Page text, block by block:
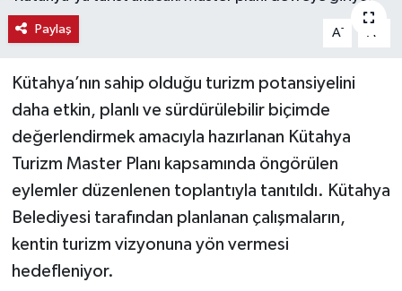
Paylaş A- A
Kütahya’nın sahip olduğu turizm potansiyelini
daha etkin, planlı ve sürdürülebilir biçimde
değerlendirmek amacıyla hazırlanan Kütahya
Turizm Master Planı kapsamında öngörülen
eylemler düzenlenen toplantıyla tanıtıldı. Kütahya
Belediyesi tarafından planlanan çalışmaların,
kentin turizm vizyonuna yön vermesi
hedefleniyor.
Gündem
Haber İlanlar
Kültür-Sanat
Magazin
Resmi İlanlar